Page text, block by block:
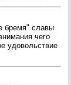
бремя" славы
чего
удовольствие